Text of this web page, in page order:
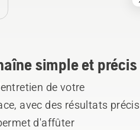
simple et précis
de votre
avec des résultats précis
d'affûter